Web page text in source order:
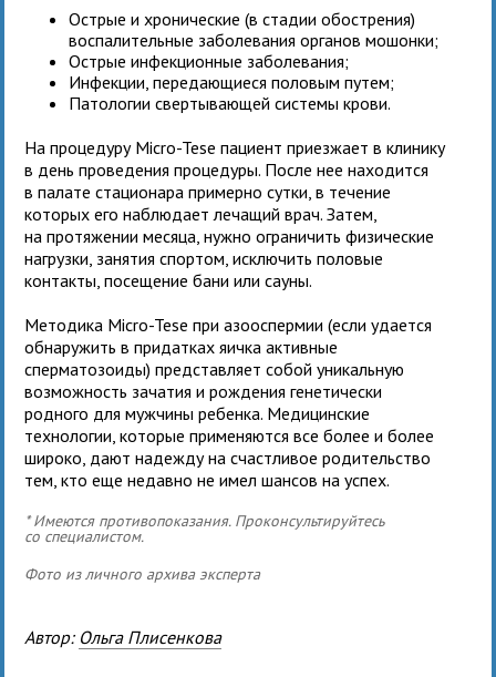
Острые и хронические (в стадии обострения)
воспалительные заболевания органов мошонки;
Острые инфекционные заболевания;
Инфекции, передающиеся половым путем;
Патологии свертывающей системы крови.
На процедуру Micro-Tese пациент приезжает в клинику
в день проведения процедуры. После нее находится
в палате стационара примерно сутки, в течение
которых его наблюдает лечащий врач. Затем,
на протяжении месяца, нужно ограничить физические
нагрузки, занятия спортом, исключить половые
контакты, посещение бани или сауны.
Методика Micro-Tese при азооспермии (если удается
обнаружить в придатках яичка активные
сперматозоиды) представляет собой уникальную
возможность зачатия и рождения генетически
родного для мужчины ребенка. Медицинские
технологии, которые применяются все более и более
широко, дают надежду на счастливое родительство
тем, кто еще недавно не имел шансов на успех.
* Имеются противопоказания. Проконсультируйтесь
со специалистом.
Фото из личного архива эксперта
Автор: Ольга Плисенкова